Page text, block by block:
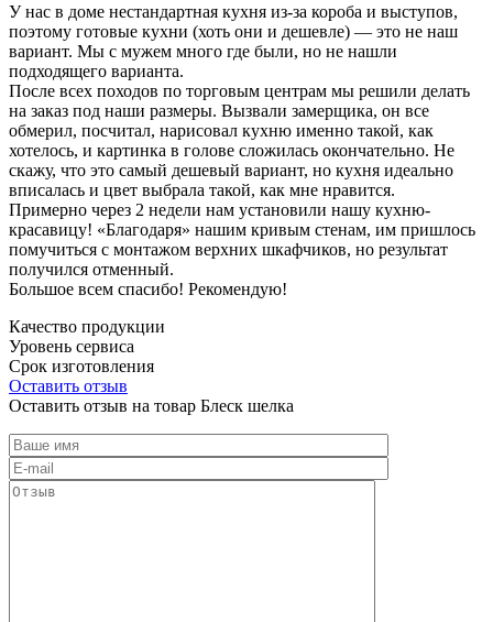
У нас в доме нестандартная кухня из-за короба и выступов,
поэтому готовые кухни (хоть они и дешевле) — это не наш
вариант. Мы с мужем много где были, но не нашли
подходящего варианта.
После всех походов по торговым центрам мы решили делать
на заказ под наши размеры. Вызвали замерщика, он все
обмерил, посчитал, нарисовал кухню именно такой, как
хотелось, и картинка в голове сложилась окончательно. Не
скажу, что это самый дешевый вариант, но кухня идеально
вписалась и цвет выбрала такой, как мне нравится.
Примерно через 2 недели нам установили нашу кухню-
красавицу! «Благодаря» нашим кривым стенам, им пришлось
помучиться с монтажом верхних шкафчиков, но результат
получился отменный.
Большое всем спасибо! Рекомендую!
Качество продукции
Уровень сервиса
Срок изготовления
Оставить отзыв
Оставить отзыв на товар Блеск шелка